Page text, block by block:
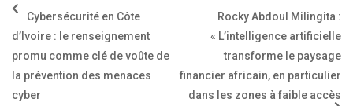
Cybersécurité en Côte
d’Ivoire : le renseignement
promu comme clé de voûte de
la prévention des menaces
cyber
Rocky Abdoul Milingita :
« L’intelligence artificielle
transforme le paysage
financier africain, en particulier
dans les zones à faible accès